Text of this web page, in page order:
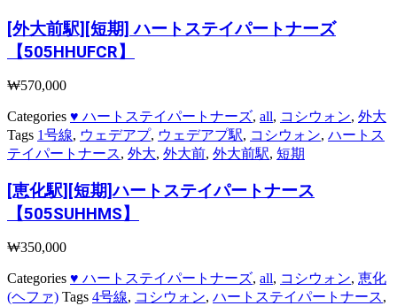
[外大前駅][短期] ハートステイパートナーズ
【505HHUFCR】
₩570,000
Categories ♥ ハートステイパートナーズ, all, コシウォン, 外大
Tags 1号線, ウェデアプ, ウェデアプ駅, コシウォン, ハートス
テイパートナース, 外大, 外大前, 外大前駅, 短期
[恵化駅][短期]ハートステイパートナース
【505SUHHMS】
₩350,000
Categories ♥ ハートステイパートナーズ, all, コシウォン, 恵化
(ヘファ) Tags 4号線, コシウォン, ハートステイパートナース,